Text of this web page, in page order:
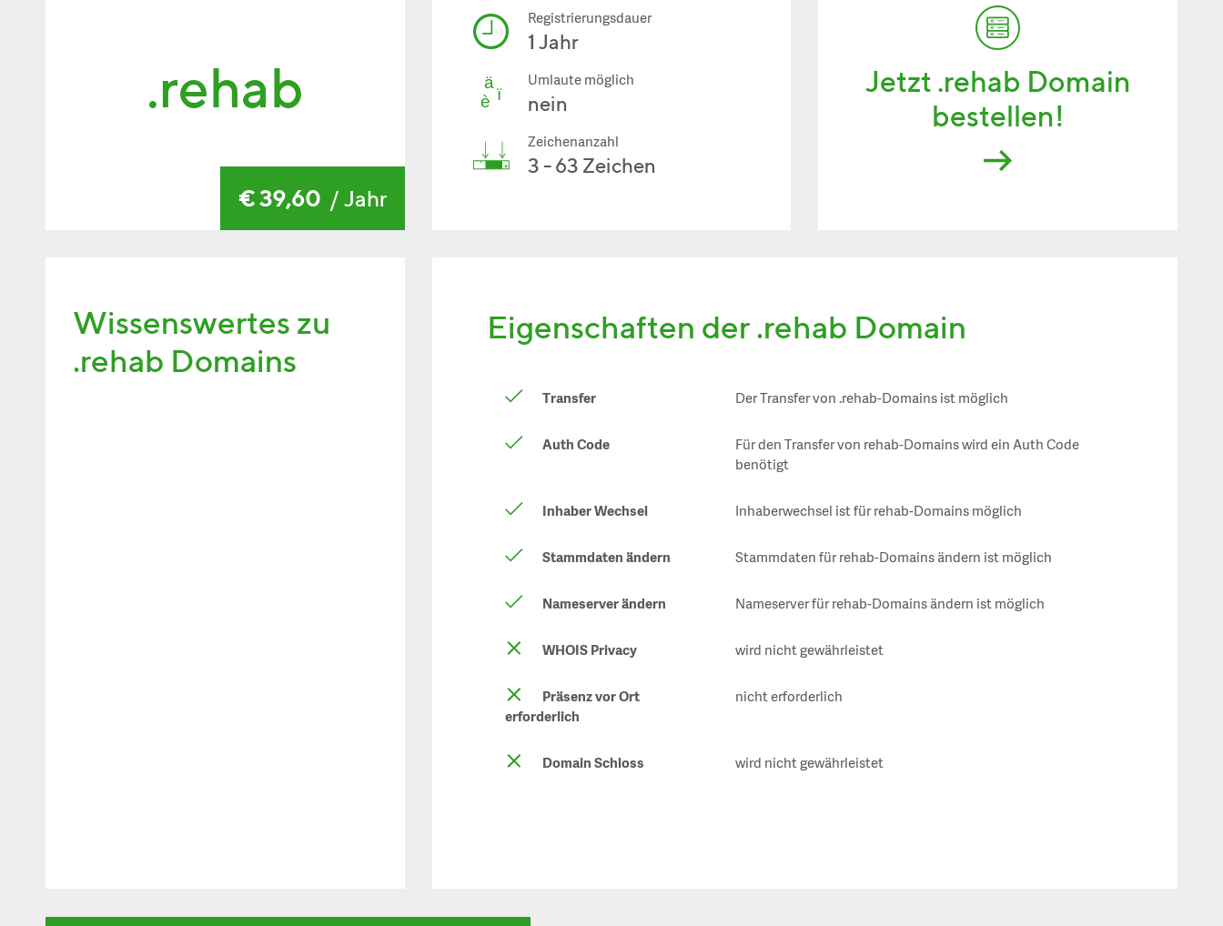
.rehab
€ 39,60/ Jahr
Registrierungsdauer
1 Jahr
Umlaute möglich
nein
Zeichenanzahl
3 - 63 Zeichen
Jetzt .rehab Domain
bestellen!
Wissenswertes zu
.rehab Domains
Eigenschaften der .rehab Domain
Transfer Der Transfer von .rehab-Domains ist möglich
Auth Code
Für den Transfer von rehab-Domains wird ein Auth Code
benötigt
Inhaber Wechsel Inhaberwechsel ist für rehab-Domains möglich
Stammdaten ändern Stammdaten für rehab-Domains ändern ist möglich
Nameserver ändern Nameserver für rehab-Domains ändern ist möglich
WHOIS Privacy wird nicht gewährleistet
Präsenz vor Ort
erforderlich
nicht erforderlich
Domain Schloss wird nicht gewährleistet